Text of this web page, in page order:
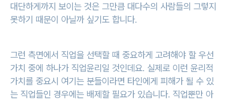
대단하게까지 보이는 것은 그만큼 대다수의 사람들의 그렇지
못하기 때문이 아닐까 싶기도 합니다.
그런 측면에서 직업을 선택할 때 중요하게 고려해야 할 우선
가치 중에 하나가 직업윤리일 것인데요. 실제로 이런 윤리적
가치를 중요시 여기는 분들이라면 타인에게 피해가 될 수 있
는 직업들인 경우에는 배제할 필요가 있습니다. 직업뿐만 아